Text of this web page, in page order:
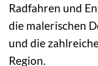
Radfahren und
die malerischen
und die
Region.